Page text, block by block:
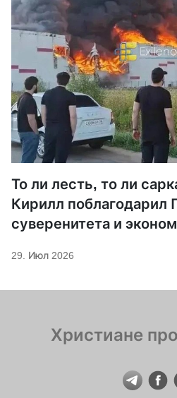
То ли лесть, то ли
Кирилл поблагодарил
суверенитета и
29. Июл 2026
Христиане